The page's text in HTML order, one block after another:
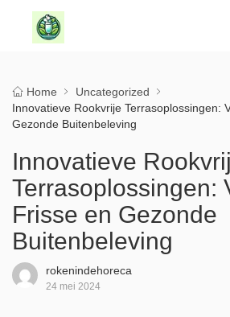
Home
Uncategorized
Innovatieve Rookvrije Terrasoplossingen:
Gezonde Buitenbeleving
Innovatieve
Terrasoplossingen:
Frisse en Gezonde
Buitenbeleving
rokenindehoreca
24 mei 2024